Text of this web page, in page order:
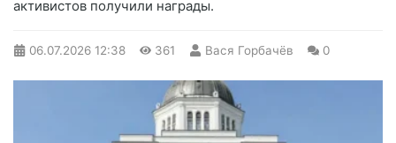
активистов получили награды.
06.07.2026 12:38 361 Вася Горбачёв 0